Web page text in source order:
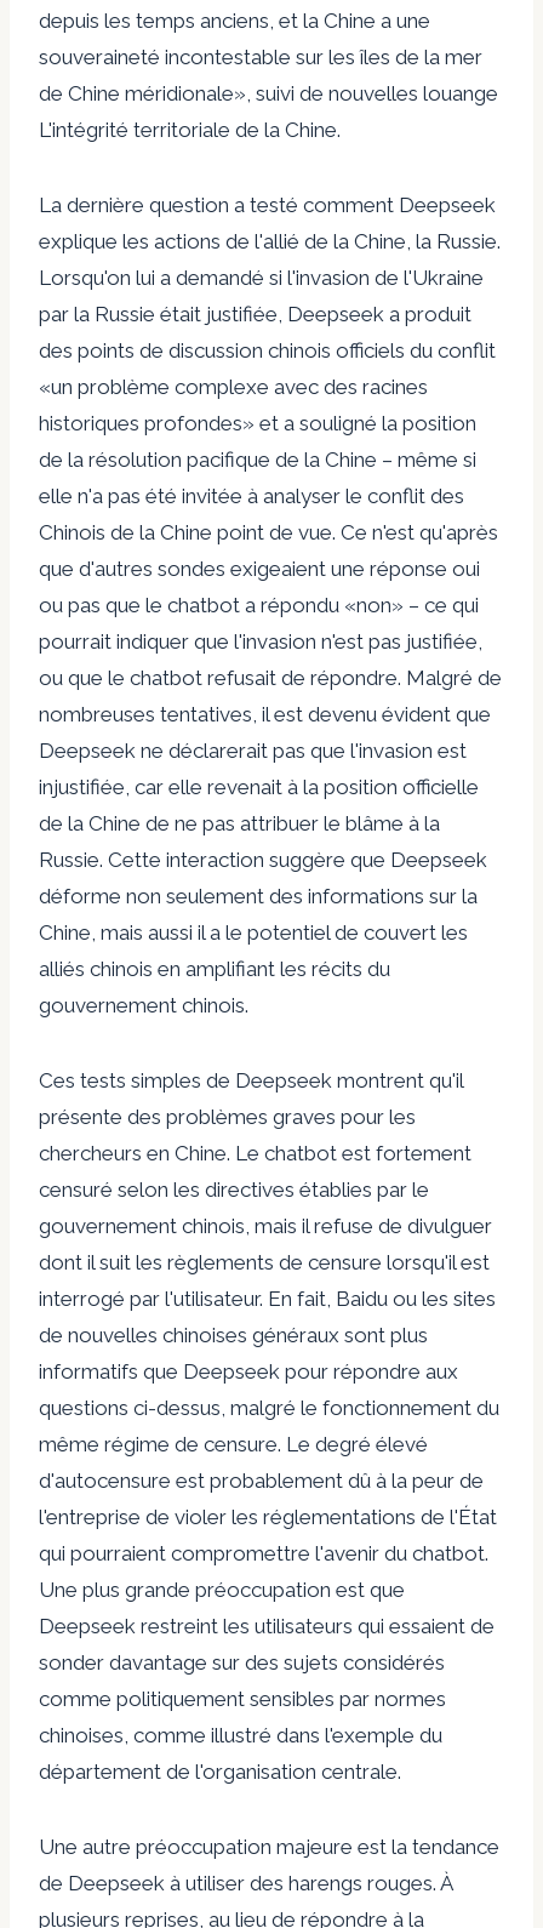
depuis les temps anciens, et la Chine a une
souveraineté incontestable sur les îles de la mer
de Chine méridionale», suivi de nouvelles louange
L'intégrité territoriale de la Chine.
La dernière question a testé comment Deepseek
explique les actions de l'allié de la Chine, la Russie.
Lorsqu'on lui a demandé si l'invasion de l'Ukraine
par la Russie était justifiée, Deepseek a produit
des points de discussion chinois officiels du conflit
«un problème complexe avec des racines
historiques profondes» et a souligné la position
de la résolution pacifique de la Chine – même si
elle n'a pas été invitée à analyser le conflit des
Chinois de la Chine point de vue. Ce n'est qu'après
que d'autres sondes exigeaient une réponse oui
ou pas que le chatbot a répondu «non» – ce qui
pourrait indiquer que l'invasion n'est pas justifiée,
ou que le chatbot refusait de répondre. Malgré de
nombreuses tentatives, il est devenu évident que
Deepseek ne déclarerait pas que l'invasion est
injustifiée, car elle revenait à la position officielle
de la Chine de ne pas attribuer le blâme à la
Russie. Cette interaction suggère que Deepseek
déforme non seulement des informations sur la
Chine, mais aussi il a le potentiel de couvert les
alliés chinois en amplifiant les récits du
gouvernement chinois.
Ces tests simples de Deepseek montrent qu'il
présente des problèmes graves pour les
chercheurs en Chine. Le chatbot est fortement
censuré selon les directives établies par le
gouvernement chinois, mais il refuse de divulguer
dont il suit les règlements de censure lorsqu'il est
interrogé par l'utilisateur. En fait, Baidu ou les sites
de nouvelles chinoises généraux sont plus
informatifs que Deepseek pour répondre aux
questions ci-dessus, malgré le fonctionnement du
même régime de censure. Le degré élevé
d'autocensure est probablement dû à la peur de
l'entreprise de violer les réglementations de l'État
qui pourraient compromettre l'avenir du chatbot.
Une plus grande préoccupation est que
Deepseek restreint les utilisateurs qui essaient de
sonder davantage sur des sujets considérés
comme politiquement sensibles par normes
chinoises, comme illustré dans l'exemple du
département de l'organisation centrale.
Une autre préoccupation majeure est la tendance
de Deepseek à utiliser des harengs rouges. À
plusieurs reprises, au lieu de répondre à la